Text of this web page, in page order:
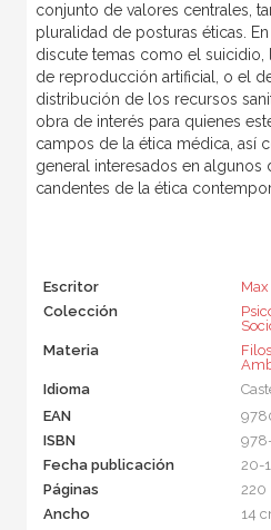
conjunto de valores centrales,
pluralidad de posturas éticas.
discute temas como el suicidio,
de reproducción artificial, o el
distribución de los recursos
obra de interés para quienes
campos de la ética médica, así
general interesados en algunos
candentes de la ética
Escritor
Colección
Materia
Idioma
EAN
ISBN
Fecha publicación
20-
Páginas
220
Ancho
14